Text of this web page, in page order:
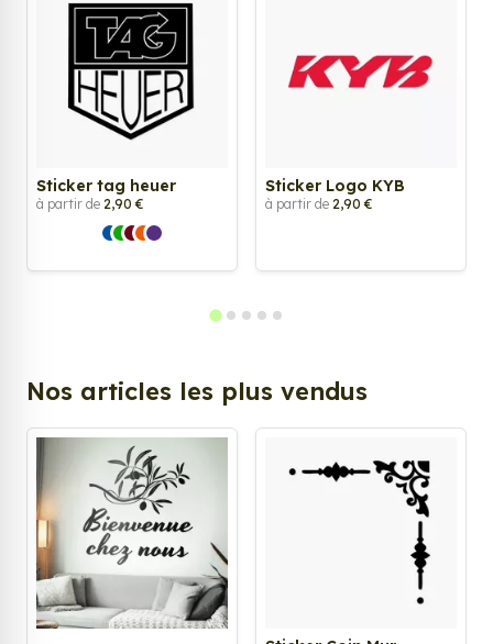
Sticker tag heuer
à partir de 2,90 €
Sticker Logo KYB
à partir de 2,90 €
Nos articles les plus vendus